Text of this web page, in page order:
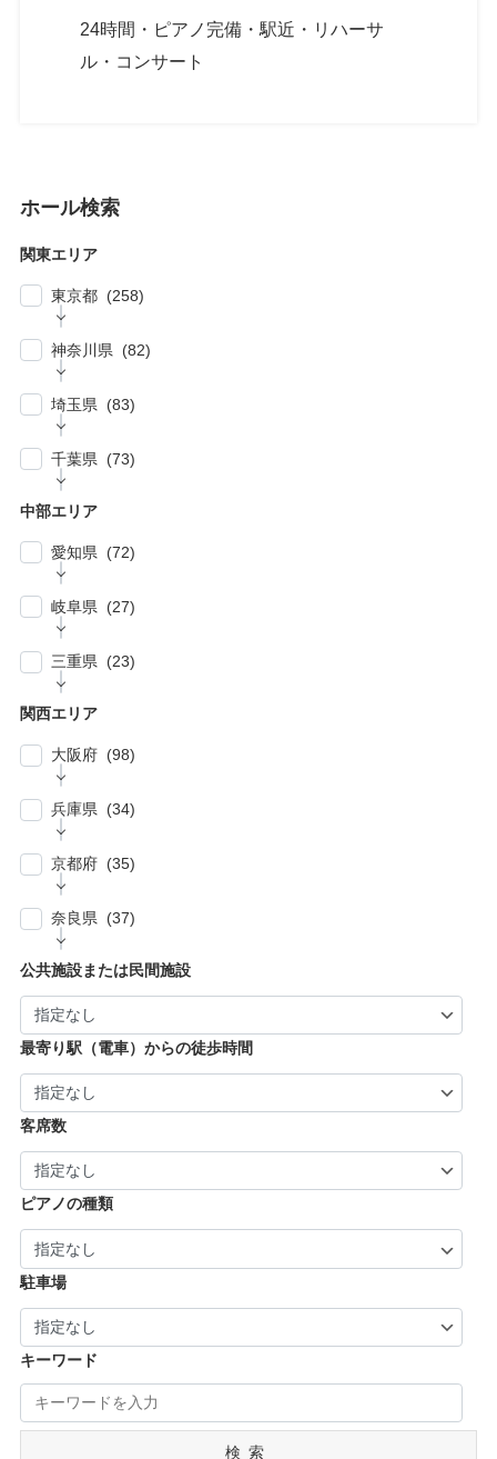
24時間・ピアノ完備・駅近・リハーサ
ル・コンサート
ホール検索
関東エリア
東京都 (258)
| … 新宿区・渋谷区 (39)
| … 品川区・大田区 (10)
| … 目黒区・世田谷区 (21)
| … 中野区・杉並区 (13)
| … 北区・台東区・足立区・荒川区 (24)
| … 八王子市・武蔵野市・三鷹市・日野市・西
福生市・あきる野市・羽村市 (8)
神奈川県 (82)
| … 横浜市 (44)
| … 相模原市・茅ヶ崎市・平塚市 (5)
| … 厚木市・小田原市・町田市・大和市・海老
埼玉県 (83)
| … 春日部市・富士見市・ふじみ野市 (4)
| … 比企郡・入間郡・入間市・秩父市・秩父
| … 川口市・越谷市・川越市 (14)
| … 朝霞市・上尾市・志木市 (6)
千葉県 (73)
| … 千葉市・船橋市・松戸市 (21)
| … 浦安市・市原市・八千代市・佐倉市 (14)
| … 野田市・成田市・木更津市・茂原市・我孫
中部エリア
愛知県 (72)
| … 名古屋市 (27)
| … 稲沢市/・尾張旭市・瀬戸市・日進市 (10)
| … 豊明市・東海市・大府市・刈谷市 (7)
| … 知立市・安城市・豊田市・岡崎市 (12)
岐阜県 (27)
| … 岐阜市・大垣市 (10)
川市 (5)
三重県 (23)
| … 津市・四日市市 (9)
| … 鈴鹿市・松阪市・桑名市 (8)
| … 伊勢市・志摩市 (3)
関西エリア
大阪府 (98)
| … 大阪市 ・堺市 (61)
| … 豊中市・吹田市 ・高槻市・茨木市 (15)
| … 八尾市・寝屋川市・岸和田市・守口市 (5)
河内長野市 (3)
兵庫県 (34)
| … 神戸市・芦屋市 (15)
| … 姫路市・明石市・伊丹市 (8)
| … 加古川市・川西市 (4)
京都府 (35)
| … 京都市・宇治市 (16)
市・京丹後市 (6)
| … 福知山市・城陽市・京田辺市・木津川市 (9)
| … 長岡京市・亀岡市・舞鶴市 (4)
奈良県 (37)
| … 奈良市・橿原市・生駒市・生駒郡 (21)
| … 葛城市・平群町・王寺町・大和高田市 (6)
| … 御所市・五條市・宇陀市 (3)
公共施設または民間施設
最寄り駅（電車）からの徒歩時間
客席数
ピアノの種類
駐車場
キーワード
検索